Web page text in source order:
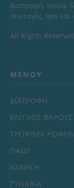
Διατροφή, υγεία,
συνταγές, tips
All Rights
ΜΕΝΟΎ
ΔΙΑΤΡΟΦΗ
ΕΛΕΓΧΟΣ ΒΑΡΟΥΣ
ΤΡΟΦΙΜΑ
ΠΑΙΔΙ
ΑΣΚΗΣΗ
ΓΥΝΑΙΚΑ